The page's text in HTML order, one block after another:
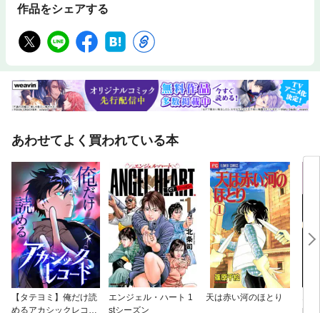
作品をシェアする
あわせてよく買われている本
【タテヨミ】俺だけ読
めるアカシックレコー
エンジェル・ハート 1
stシーズン
天は赤い河のほとり
nd